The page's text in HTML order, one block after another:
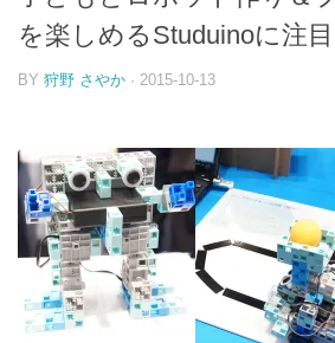
を楽しめるStuduinoに注目
BY 狩野 さやか · 2015-10-13